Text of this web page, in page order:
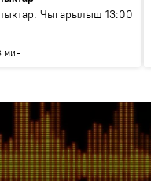
Чыгарылыш 13:00
мин